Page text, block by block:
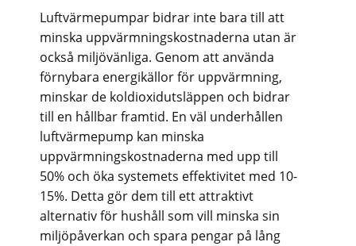
Luftvärmepumpar bidrar inte bara till att
minska uppvärmningskostnaderna utan är
också miljövänliga. Genom att använda
förnybara energikällor för uppvärmning,
minskar de koldioxidutsläppen och bidrar
till en hållbar framtid. En väl underhållen
luftvärmepump kan minska
uppvärmningskostnaderna med upp till
50% och öka systemets effektivitet med 10-
15%. Detta gör dem till ett attraktivt
alternativ för hushåll som vill minska sin
miljöpåverkan och spara pengar på lång